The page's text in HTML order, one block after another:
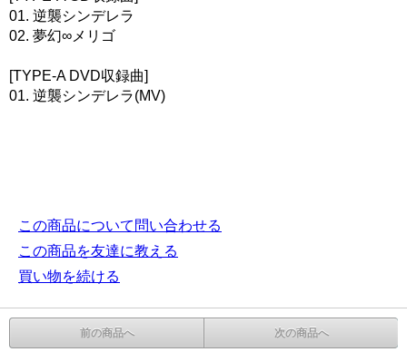
01. 逆襲シンデレラ
02. 夢幻∞メリゴ
[TYPE-A DVD収録曲]
01. 逆襲シンデレラ(MV)
この商品について問い合わせる
この商品を友達に教える
買い物を続ける
前の商品へ 次の商品へ